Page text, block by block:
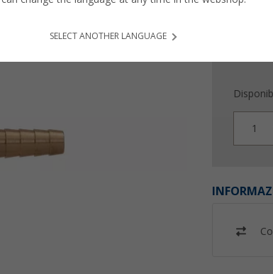
1
SELECT ANOTHER LANGUAGE